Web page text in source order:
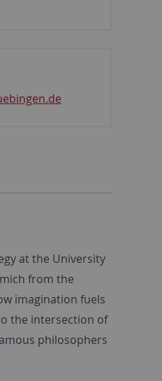
at the University
from the
imagination fuels
the intersection of
philosophers